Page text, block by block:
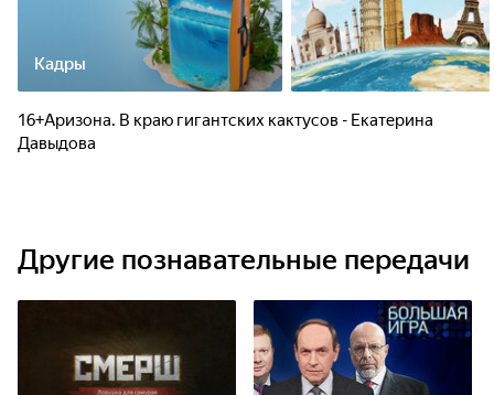
Кадры
16+Аризона. В краю гигантских кактусов - Екатерина
Давыдова
Другие познавательные передачи